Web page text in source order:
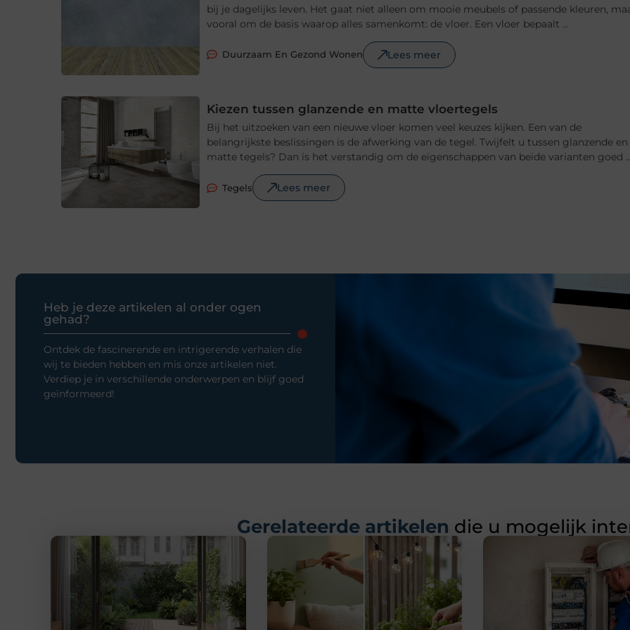
bij je dagelijks leven. Het gaat niet alleen om mooie meubels of passende kleuren,
vooral om de basis waarop alles samenkomt: de vloer. Een vloer bepaalt ...
Duurzaam En Gezond Wonen Lees meer
Kiezen tussen glanzende en matte vloertegels
Bij het uitzoeken van een nieuwe vloer komen veel keuzes kijken. Een van de
belangrijkste beslissingen is de afwerking van de tegel. Twijfelt u tussen glanzende en
matte tegels? Dan is het verstandig om de eigenschappen van beide varianten goed
Tegels Lees meer
Heb je deze artikelen al onder ogen
gehad?
Ontdek de fascinerende en intrigerende verhalen die
wij te bieden hebben en mis onze artikelen niet.
Verdiep je in verschillende onderwerpen en blijf goed
geïnformeerd!
Gerelateerde artikelen die u mogelijk